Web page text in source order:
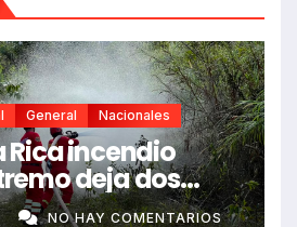
General Nacionales
Rica incendio
deja dos
heridos
NO HAY COMENTARIOS